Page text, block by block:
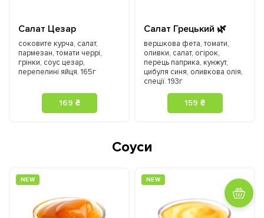
Салат Цезар
соковите курча, салат,
пармезан, томати черрі,
грінки, соус цезар,
перепелині яйця. 165г
169 ₴
Салат Грецький 🌿
вершкова фета, томати,
оливки, салат, огірок,
перець паприка, кунжут,
цибуля синя, оливкова олія,
спеції. 193г
159 ₴
Соуси
NEW NEW